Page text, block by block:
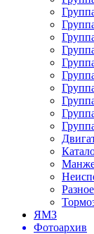
Разное
ЯМЗ
Фотоархив